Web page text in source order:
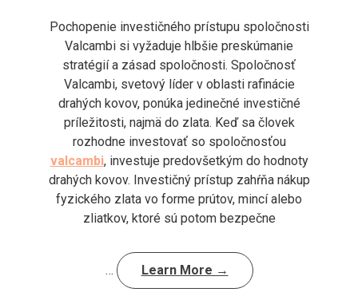
Pochopenie investičného prístupu spoločnosti
Valcambi si vyžaduje hlbšie preskúmanie
stratégií a zásad spoločnosti. Spoločnosť
Valcambi, svetový líder v oblasti rafinácie
drahých kovov, ponúka jedinečné investičné
príležitosti, najmä do zlata. Keď sa človek
rozhodne investovať so spoločnosťou
valcambi, investuje predovšetkým do hodnoty
drahých kovov. Investičný prístup zahŕňa nákup
fyzického zlata vo forme prútov, mincí alebo
zliatkov, ktoré sú potom bezpečne
… Learn More →